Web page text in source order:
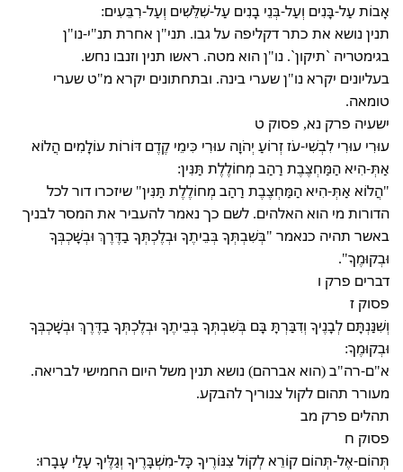
אָבוֹת עַל-בָּנִים וְעַל-בְּנֵי בָנִים עַל-שִׁלֵּשִׁים וְעַל-רִבֵּעִים:
תנין נושא את כתר דקליפה על גבו. תני"ן אחרת תנ"י-נו"ן
בגימטריה `תיקון`. נו"ן הוא מטה. ראשו תנין וזנבו נחש.
בעליונים יקרא נו"ן שערי בינה. ובתחתונים יקרא מ"ט שערי
טומאה.
ישעיה פרק נא, פסוק ט
עוּרִי עוּרִי לִבְשִׁי-עֹז זְרוֹעַ יְהֹוָה עוּרִי כִּימֵי קֶדֶם דּוֹרוֹת עוֹלָמִים הֲלוֹא
אַתְּ-הִיא הַמַּחְצֶבֶת רַהַב מְחוֹלֶלֶת תַּנִּין:
"הֲלוֹא אַתְּ-הִיא הַמַּחְצֶבֶת רַהַב מְחוֹלֶלֶת תַּנִּין" שיזכרו דור לכל
הדורות מי הוא האלהים. לשם כך נאמר להעביר את המסר לבניך
באשר תהיה כנאמר "בְּשִׁבְתְּךָ בְּבֵיתֶךָ וּבְלֶכְתְּךָ בַדֶּרֶךְ וּבְשָׁכְבְּךָ
וּבְקוּמֶךָ".
דברים פרק ו
פסוק ז
וְשִׁנַּנְתָּם לְבָנֶיךָ וְדִבַּרְתָּ בָּם בְּשִׁבְתְּךָ בְּבֵיתֶךָ וּבְלֶכְתְּךָ בַדֶּרֶךְ וּבְשָׁכְבְּךָ
וּבְקוּמֶךָ:
א"ם-רה"ב (הוא אברהם) נושא תנין משל היום החמישי לבריאה.
מעורר תהום לקול צנוריך להבקע.
תהלים פרק מב
פסוק ח
תְּהוֹם-אֶל-תְּהוֹם קוֹרֵא לְקוֹל צִנּוֹרֶיךָ כָּל-מִשְׁבָּרֶיךָ וְגַלֶּיךָ עָלַי עָבָרוּ: